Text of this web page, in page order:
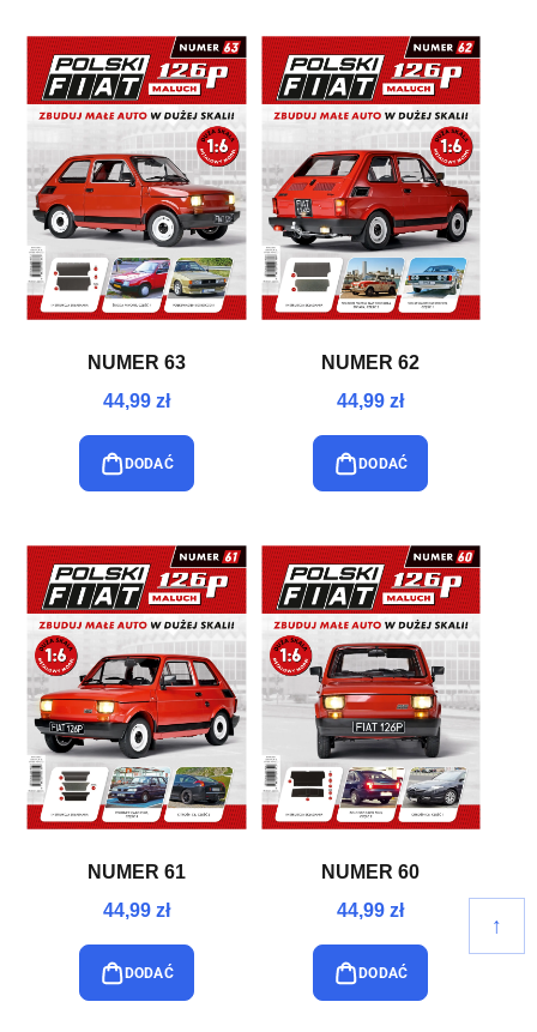
NUMER 63
44,99 zł
DODAĆ
NUMER 62
44,99 zł
DODAĆ
NUMER 61
44,99 zł
DODAĆ
NUMER 60
44,99 zł
DODAĆ
↑